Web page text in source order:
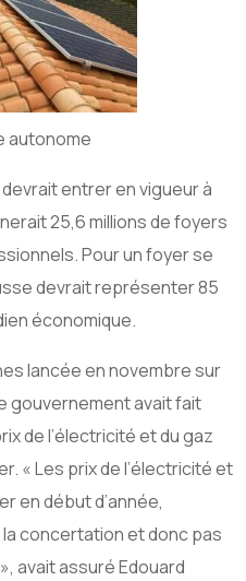
autonome
entrer en vigueur à
25,6 millions de foyers
Pour un foyer se
devrait représenter 85
économique.
lancée en novembre sur
gouvernement avait fait
de l’électricité et du gaz
« Les prix de l’électricité et
en début d’année,
concertation et donc pas
avait assuré Edouard